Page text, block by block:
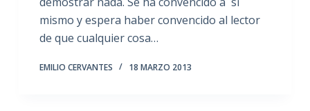
mismo y espera haber convencido al lector
de que cualquier cosa…
EMILIO CERVANTES 18 MARZO 2013